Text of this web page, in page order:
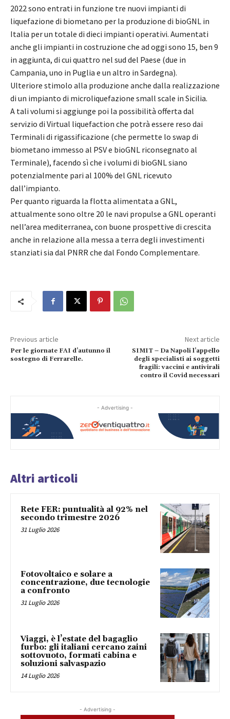
2022 sono entrati in funzione tre nuovi impianti di
liquefazione di biometano per la produzione di bioGNL in
Italia per un totale di dieci impianti operativi. Aumentati
anche gli impianti in costruzione che ad oggi sono 15, ben 9
in aggiunta, di cui quattro nel sud del Paese (due in
Campania, uno in Puglia e un altro in Sardegna).
Ulteriore stimolo alla produzione anche dalla realizzazione
di un impianto di microliquefazione small scale in Sicilia.
A tali volumi si aggiunge poi la possibilità offerta dal
servizio di Virtual liquefaction che potrà essere reso dai
Terminali di rigassificazione (che permette lo swap di
biometano immesso al PSV e bioGNL riconsegnato al
Terminale), facendo sì che i volumi di bioGNL siano
potenzialmente pari al 100% del GNL ricevuto
dall’impianto.
Per quanto riguarda la flotta alimentata a GNL,
attualmente sono oltre 20 le navi propulse a GNL operanti
nell’area mediterranea, con buone prospettive di crescita
anche in relazione alla messa a terra degli investimenti
stanziati sia dal PNRR che dal Fondo Complementare.
Previous article
Per le giornate FAI d’autunno il
sostegno di Ferrarelle.
Next article
SIMIT – Da Napoli l’appello
degli specialisti ai soggetti
fragili: vaccini e antivirali
contro il Covid necessari
- Advertising -
Altri articoli
Rete FER: puntualità al 92% nel
secondo trimestre 2026
31 Luglio 2026
Fotovoltaico e solare a
concentrazione, due tecnologie
a confronto
31 Luglio 2026
Viaggi, è l’estate del bagaglio
furbo: gli italiani cercano zaini
sottovuoto, formati cabina e
soluzioni salvaspazio
14 Luglio 2026
- Advertising -